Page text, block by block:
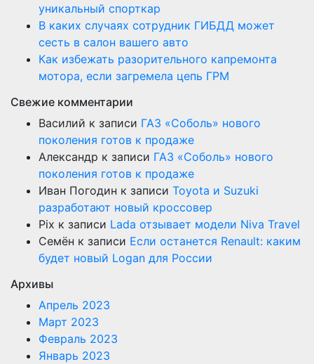
уникальный спорткар
В каких случаях сотрудник ГИБДД может
сесть в салон вашего авто
Как избежать разорительного капремонта
мотора, если загремела цепь ГРМ
Свежие комментарии
Василий к записи ГАЗ «Соболь» нового
поколения готов к продаже
Александр к записи ГАЗ «Соболь» нового
поколения готов к продаже
Иван Погодин к записи Toyota и Suzuki
разработают новый кроссовер
Pix к записи Lada отзывает модели Niva Travel
Семён к записи Если останется Renault: каким
будет новый Logan для России
Архивы
Апрель 2023
Март 2023
Февраль 2023
Январь 2023